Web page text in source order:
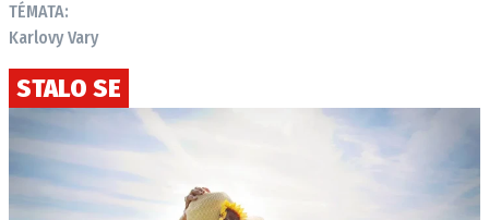
TÉMATA:
Karlovy Vary
STALO SE